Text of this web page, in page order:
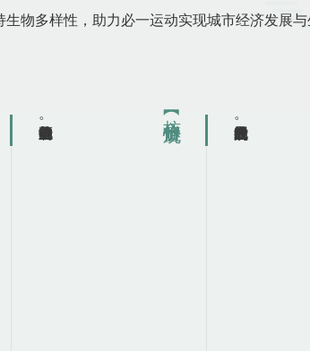
物多样性，助力必一运动实现城市经济发展
争当推动行业的领跑者。
【核心价值观】
成为绿色发展的践行者。